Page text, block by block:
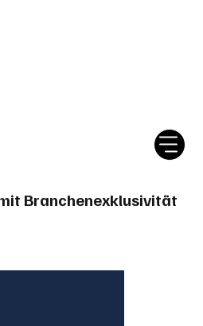
Branchenexklusivität